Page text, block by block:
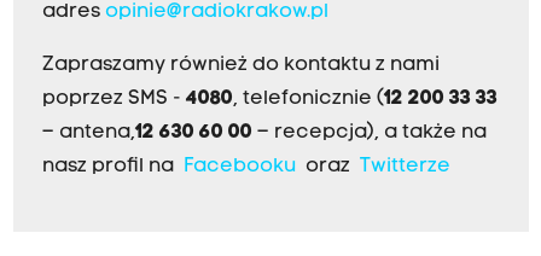
adres opinie@radiokrakow.pl
Zapraszamy również do kontaktu z nami
poprzez SMS - 4080, telefonicznie (12 200 33 33
– antena,12 630 60 00 – recepcja), a także na
nasz profil na
Facebookuoraz Twitterze